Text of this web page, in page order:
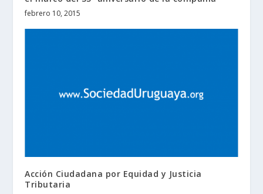
febrero 10, 2015
Acción Ciudadana por Equidad y Justicia
Tributaria